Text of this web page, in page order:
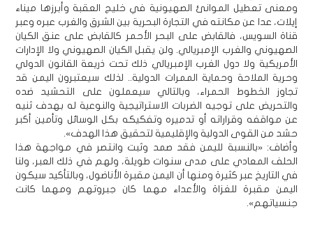
ومعنى تعطيل الموانئ الصهيونية في خليج العقبة وأبرزها ميناء
إيلات، عدا عن مكانته في التجارة البحرية بين الشرق والغرب عبره وعبر
قناة السويس، فالقابض على البحر الأحمر كالقابض على عنق الكيان
الصهيوني والغرب الإمبريالي. ولن يقبل الكيان الصهيوني ولا الإدارات
الأمريكية ولا دول الغرب الإمبريالي ذلك تحت ذريعة القانون الدولي
وحرية الملاحة وحماية الممرات الدولية.. لذلك سيعتبرون اليمن قد
تجاوز الخطوط الحمراء، وبالتالي سيعملون على التحشيد ضده
والتحريض على توجيه الضربات الاستراتيجية والنوعية له بهدف ثنيه
عن مواقفه وقراراته أو تدميره وتفكيكه بكل الوسائل وتأمين أكبر
حشد من القوى الدولية والإقليمية لتحقيق هذا الهدف».
وأضاف: «بالنسبة لليمن فقد صمد وثبت وانتصر في مواجهة هذا
الحلف المعادي على مدى سنوات طويلة، ولهم في ذلك العبر، ولنا
في التاريخ عبر كثيرة ومنها أن اليمن مقبرة الأناضول، وبالتأكيد سيكون
اليمن مقبرة للغزاة والأعداء مهما كان جبروتهم ومهما كانت
جنسياتهم».